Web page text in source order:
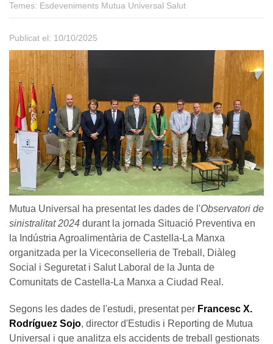
Temes: Esdeveniments Mutua Universal Salut
Publicat el: 10/10/2025
Mutua Universal ha presentat les dades de l'Observatori de
sinistralitat 2024 durant la jornada Situació Preventiva en
la Indústria Agroalimentària de Castella-La Manxa
organitzada per la Viceconselleria de Treball, Diàleg
Social i Seguretat i Salut Laboral de la Junta de
Comunitats de Castella-La Manxa a Ciudad Real.
Segons les dades de l'estudi, presentat per Francesc X.
Rodríguez Sojo, director d'Estudis i Reporting de Mutua
Universal i que analitza els accidents de treball gestionats